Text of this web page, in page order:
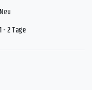
Neu
1 - 2 Tage